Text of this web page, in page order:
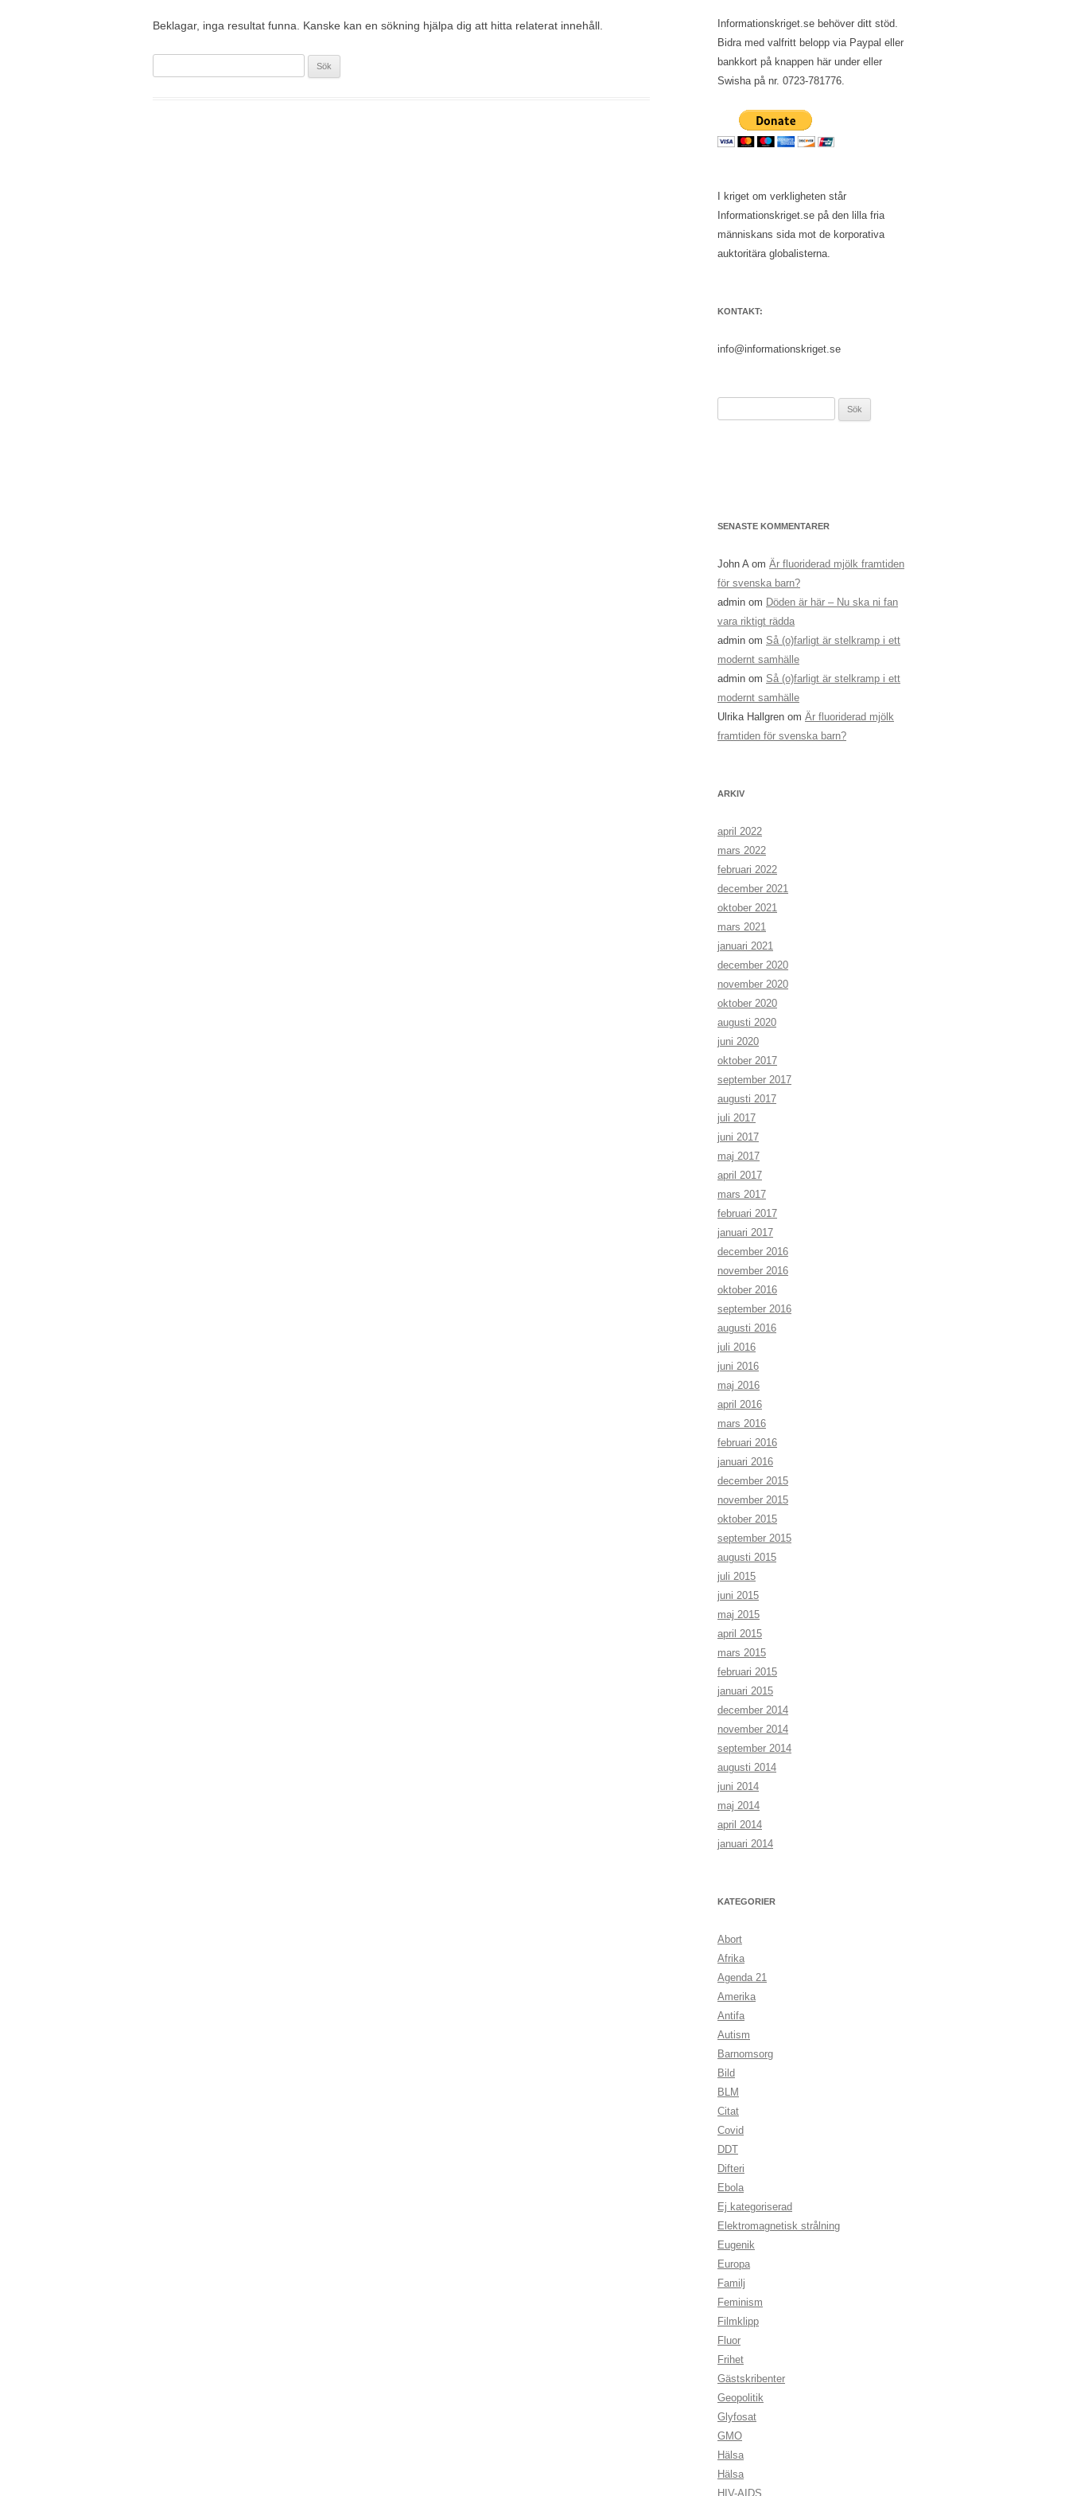
Beklagar, inga resultat funna. Kanske kan en sökning hjälpa dig att hitta relaterat innehåll.
Informationskriget.se behöver ditt stöd.
Bidra med valfritt belopp via Paypal eller
bankkort på knappen här under eller
Swisha på nr. 0723-781776.
I kriget om verkligheten står
Informationskriget.se på den lilla fria
människans sida mot de korporativa
auktoritära globalisterna.
KONTAKT:
info@informationskriget.se
SENASTE KOMMENTARER
John Aom Är fluoriderad mjölk framtiden
för svenska barn?
admin om Döden är här – Nu ska ni fan
vara riktigt rädda
admin om Så (o)farligt är stelkramp i ett
modernt samhälle
admin om Så (o)farligt är stelkramp i ett
modernt samhälle
Ulrika Hallgren om Är fluoriderad mjölk
framtiden för svenska barn?
ARKIV
april 2022
mars 2022
februari 2022
december 2021
oktober 2021
mars 2021
januari 2021
december 2020
november 2020
oktober 2020
augusti 2020
juni 2020
oktober 2017
september 2017
augusti 2017
juli 2017
juni 2017
maj 2017
april 2017
mars 2017
februari 2017
januari 2017
december 2016
november 2016
oktober 2016
september 2016
augusti 2016
juli 2016
juni 2016
maj 2016
april 2016
mars 2016
februari 2016
januari 2016
december 2015
november 2015
oktober 2015
september 2015
augusti 2015
juli 2015
juni 2015
maj 2015
april 2015
mars 2015
februari 2015
januari 2015
december 2014
november 2014
september 2014
augusti 2014
juni 2014
maj 2014
april 2014
januari 2014
KATEGORIER
Abort
Afrika
Agenda 21
Amerika
Antifa
Autism
Barnomsorg
Bild
BLM
Citat
Covid
DDT
Difteri
Ebola
Ej kategoriserad
Elektromagnetisk strålning
Eugenik
Europa
Familj
Feminism
Filmklipp
Fluor
Frihet
Gästskribenter
Geopolitik
Glyfosat
GMO
Hälsa
Hälsa
HIV-AIDS